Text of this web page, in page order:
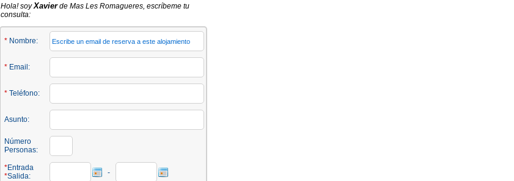
Hola! soyXavierde Mas Les Romagueres, escríbeme tu
consulta:
* Nombre:
* Email:
* Teléfono:
Asunto:
Número
Personas:
*Entrada
*Salida: -